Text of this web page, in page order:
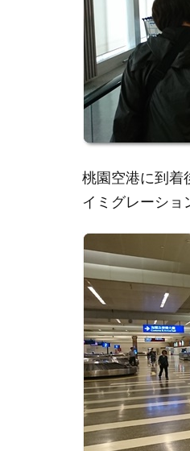
桃園空港に到着
イミグレーショ